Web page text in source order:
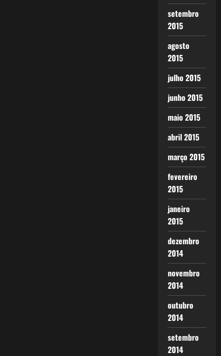
setembro
2015
agosto
2015
julho 2015
junho 2015
maio 2015
abril 2015
março 2015
fevereiro
2015
janeiro
2015
dezembro
2014
novembro
2014
outubro
2014
setembro
2014